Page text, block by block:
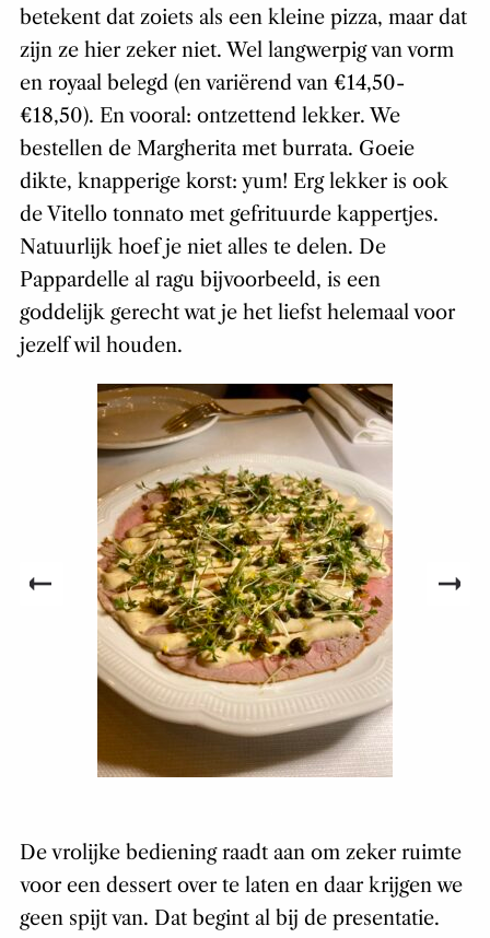
betekent dat zoiets als een kleine pizza, maar dat
zijn ze hier zeker niet. Wel langwerpig van vorm
en royaal belegd (en variërend van €14,50-
€18,50). En vooral: ontzettend lekker. We
bestellen de Margherita met burrata. Goeie
dikte, knapperige korst: yum! Erg lekker is ook
de Vitello tonnato met gefrituurde kappertjes.
Natuurlijk hoef je niet alles te delen. De
Pappardelle al ragu bijvoorbeeld, is een
goddelijk gerecht wat je het liefst helemaal voor
jezelf wil houden.
De vrolijke bediening raadt aan om zeker ruimte
voor een dessert over te laten en daar krijgen we
geen spijt van. Dat begint al bij de presentatie.